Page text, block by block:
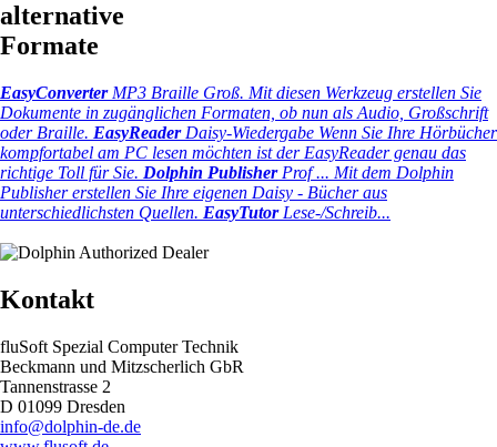
alternative
Formate
EasyConverterMP3 Braille Groß. Mit diesen Werkzeug erstellen Sie
Dokumente in zugänglichen Formaten, ob nun als Audio, Großschrift
oder Braille. EasyReaderDaisy-Wiedergabe Wenn Sie Ihre Hörbücher
kompfortabel am PC lesen möchten ist der EasyReader genau das
richtige Toll für Sie. Dolphin PublisherProf ... Mit dem Dolphin
Publisher erstellen Sie Ihre eigenen Daisy - Bücher aus
unterschiedlichsten Quellen. EasyTutorLese-/Schreib...
Kontakt
fluSoft Spezial Computer Technik
Beckmann und Mitzscherlich GbR
Tannenstrasse 2
D 01099 Dresden
info@dolphin-de.de